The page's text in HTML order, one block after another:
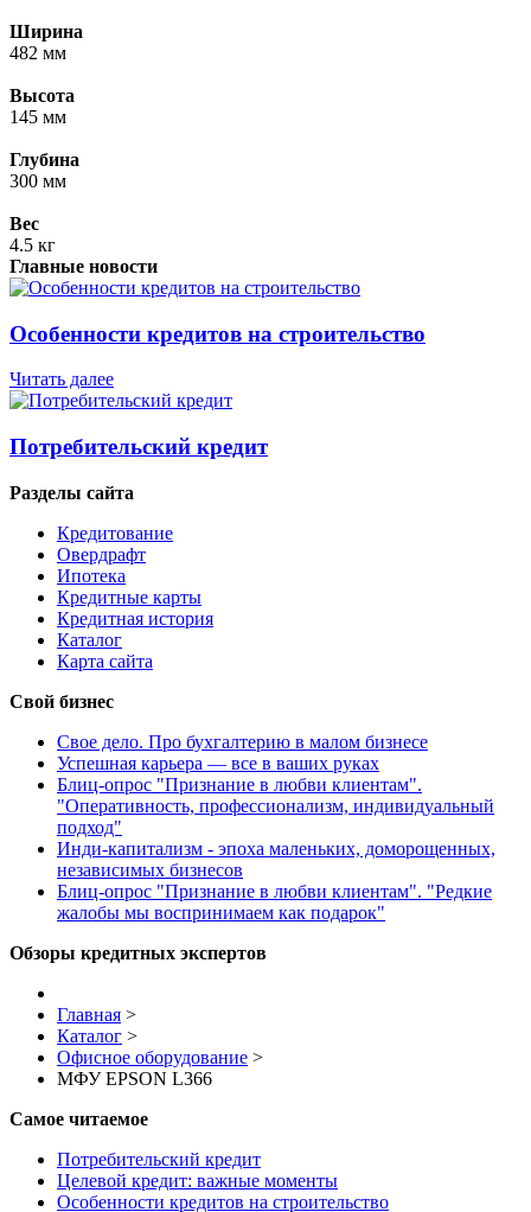
Ширина
482 мм
Высота
145 мм
Глубина
300 мм
Вес
4.5 кг
Главные новости
Особенности кредитов на строительство
Читать далее
Потребительский кредит
Разделы сайта
Кредитование
Овердрафт
Ипотека
Кредитные карты
Кредитная история
Каталог
Карта сайта
Свой бизнес
Свое дело. Про бухгалтерию в малом бизнесе
Успешная карьера — все в ваших руках
Блиц-опрос "Признание в любви клиентам".
"Оперативность, профессионализм, индивидуальный
подход"
Инди-капитализм - эпоха маленьких, доморощенных,
независимых бизнесов
Блиц-опрос "Признание в любви клиентам". "Редкие
жалобы мы воспринимаем как подарок"
Обзоры кредитных экспертов
Главная >
Каталог >
Офисное оборудование >
МФУ EPSON L366
Самое читаемое
Потребительский кредит
Целевой кредит: важные моменты
Особенности кредитов на строительство